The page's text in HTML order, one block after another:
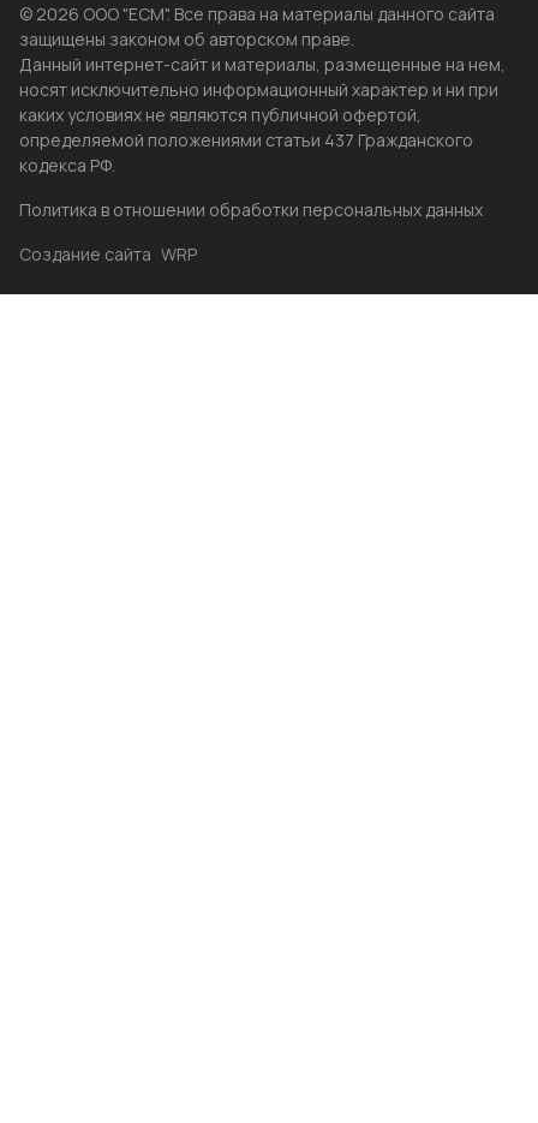
© 2026 ООО "ЕСМ". Все права на материалы данного сайта
защищены законом об авторском праве.
Данный интернет-сайт и материалы, размещенные на нем,
носят исключительно информационный характер и ни при
каких условиях не являются публичной офертой,
определяемой положениями статьи 437 Гражданского
кодекса РФ.
Политика в отношении обработки персональных данных
Создание сайта WRP